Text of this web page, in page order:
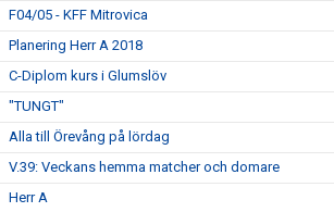
F04/05 - KFF Mitrovica
Planering Herr A 2018
C-Diplom kurs i Glumslöv
"TUNGT"
Alla till Örevång på lördag
V.39: Veckans hemma matcher och domare
Herr A